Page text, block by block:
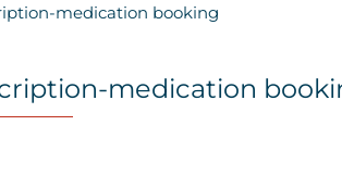
medication booking
medication